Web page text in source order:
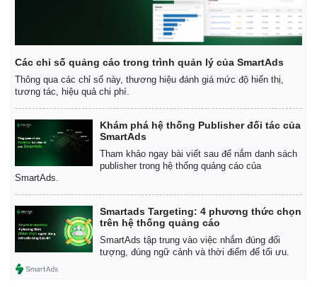
Vì cộng đồng
Công nghệ
Sành điệu
Tin Công nghệ
Chuyển đổi số
Các chỉ số quảng cáo trong trình quản lý của SmartAds
Thông qua các chỉ số này, thương hiệu đánh giá mức độ hiển thị,
tương tác, hiệu quả chi phí.
Khám phá hệ thống Publisher đối tác của
SmartAds
Tham khảo ngay bài viết sau để nắm danh sách
publisher trong hệ thống quảng cáo của
SmartAds.
Smartads Targeting: 4 phương thức chọn
trên hệ thống quảng cáo
SmartAds tập trung vào việc nhắm đúng đối
tượng, đúng ngữ cảnh và thời điểm để tối ưu.